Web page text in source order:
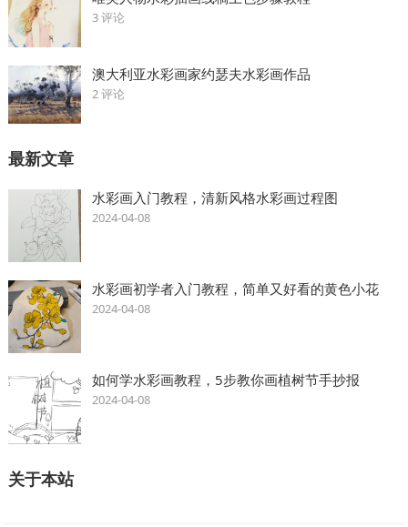
3 评论
澳大利亚水彩画家约瑟夫水彩画作品
2 评论
最新文章
水彩画入门教程，清新风格水彩画过程图
2024-04-08
水彩画初学者入门教程，简单又好看的黄色小花
2024-04-08
如何学水彩画教程，5步教你画植树节手抄报
2024-04-08
关于本站